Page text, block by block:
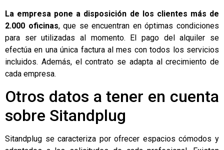
La empresa pone a disposición de los clientes más de
2.000 oficinas, que se encuentran en óptimas condiciones
para ser utilizadas al momento. El pago del alquiler se
efectúa en una única factura al mes con todos los servicios
incluidos. Además, el contrato se adapta al crecimiento de
cada empresa.
Otros datos a tener en cuenta
sobre Sitandplug
Sitandplug se caracteriza por ofrecer espacios cómodos y